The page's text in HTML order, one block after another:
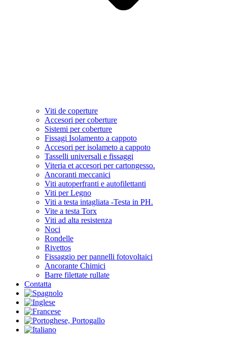
Viti de coperture
Accesori per coberture
Sistemi per coberture
Fissagi Isolamento a cappoto
Accesori per isolameto a cappoto
Tasselli universali e fissaggi
Viteria et accesori per cartongesso.
Ancoranti meccanici
Viti autoperfranti e autofilettanti
Viti per Legno
Viti a testa intagliata -Testa in PH.
Vite a testa Torx
Viti ad alta resistenza
Noci
Rondelle
Rivettos
Fissaggio per pannelli fotovoltaici
Ancorante Chimici
Barre filettate rullate
Contatta